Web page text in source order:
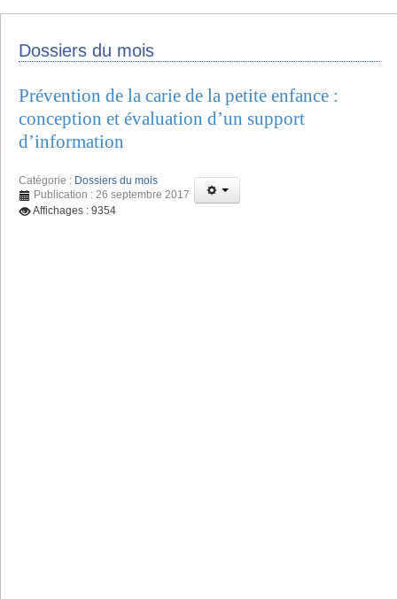
Dossiers du mois
Prévention de la carie de la petite enfance :
conception et évaluation d’un support
d’information
Catégorie : Dossiers du mois
Publication : 26 septembre 2017
Affichages : 9354